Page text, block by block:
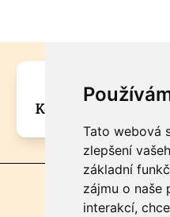
Tato webová
zlepšení
základní
zájmu o naše
interakcí,
Máte
Kontaktujte